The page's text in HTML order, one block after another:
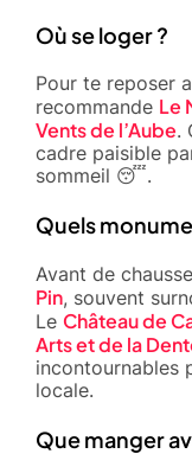
Où se loger ?
Pour te reposer
recommande Le
Vents de l’Aube.
cadre paisible
sommeil 😴.
Quels
Avant de
Pin, souvent
Le Château de
Arts et de la
incontournables
locale.
Que manger